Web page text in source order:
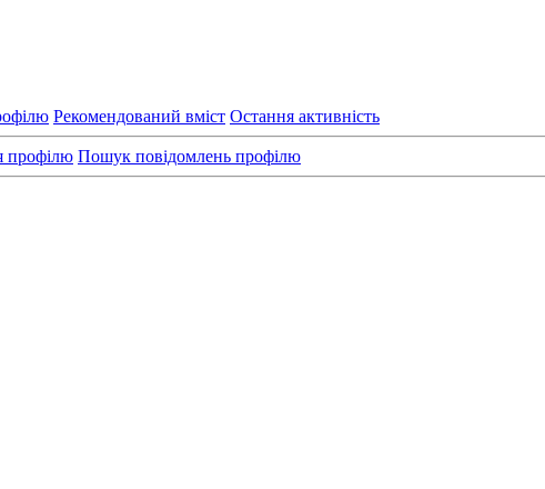
Рекомендований вміст Остання активність
профілю Пошук повідомлень профілю